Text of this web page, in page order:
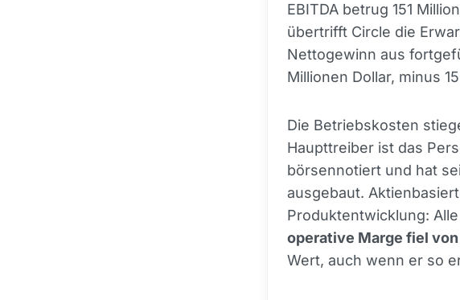
EBITDA betrug 151
übertrifft Circle die
Nettogewinn aus
Millionen Dollar, minus
Die Betriebskosten
Haupttreiber ist das
börsennotiert und hat
ausgebaut.
Produktentwicklung:
operative Marge fiel von
Wert, auch wenn er so